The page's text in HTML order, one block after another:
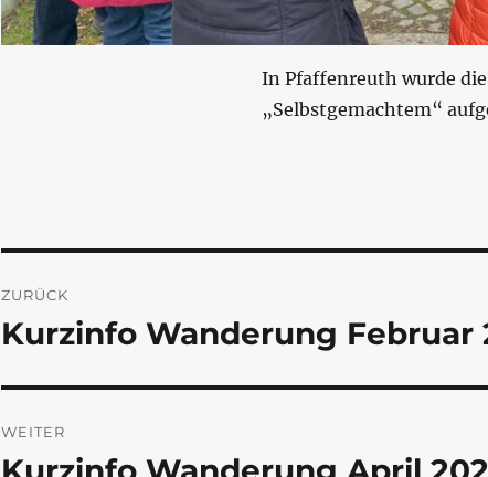
In Pfaffenreuth wurde
„Selbstgemachtem“
ZURÜCK
Vorheriger
Kurzinfo Wanderung Februar
WEITER
Nächster